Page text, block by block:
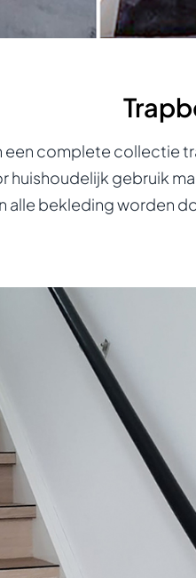
een complete collectie
huishoudelijk gebruik
alle bekleding worden